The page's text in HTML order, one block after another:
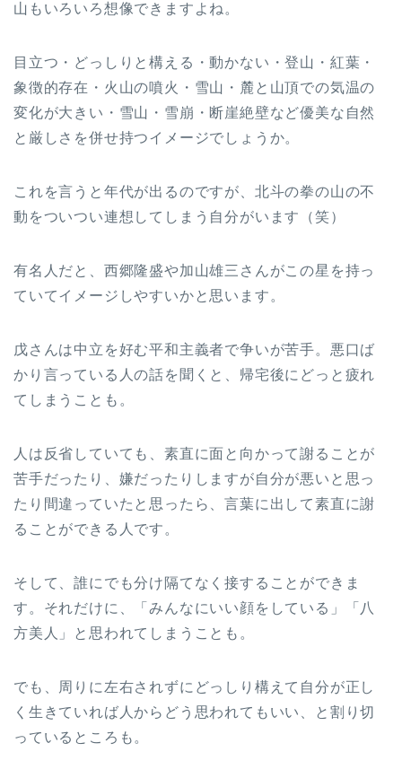
山もいろいろ想像できますよね。
目立つ・どっしりと構える・動かない・登山・紅葉・
象徴的存在・火山の噴火・雪山・麓と山頂での気温の
変化が大きい・雪山・雪崩・断崖絶壁など優美な自然
と厳しさを併せ持つイメージでしょうか。
これを言うと年代が出るのですが、北斗の拳の山の不
動をついつい連想してしまう自分がいます（笑）
有名人だと、西郷隆盛や加山雄三さんがこの星を持っ
ていてイメージしやすいかと思います。
戊さんは中立を好む平和主義者で争いが苦手。悪口ば
かり言っている人の話を聞くと、帰宅後にどっと疲れ
てしまうことも。
人は反省していても、素直に面と向かって謝ることが
苦手だったり、嫌だったりしますが自分が悪いと思っ
たり間違っていたと思ったら、言葉に出して素直に謝
ることができる人です。
そして、誰にでも分け隔てなく接することができま
す。それだけに、「みんなにいい顔をしている」「八
方美人」と思われてしまうことも。
でも、周りに左右されずにどっしり構えて自分が正し
く生きていれば人からどう思われてもいい、と割り切
っているところも。